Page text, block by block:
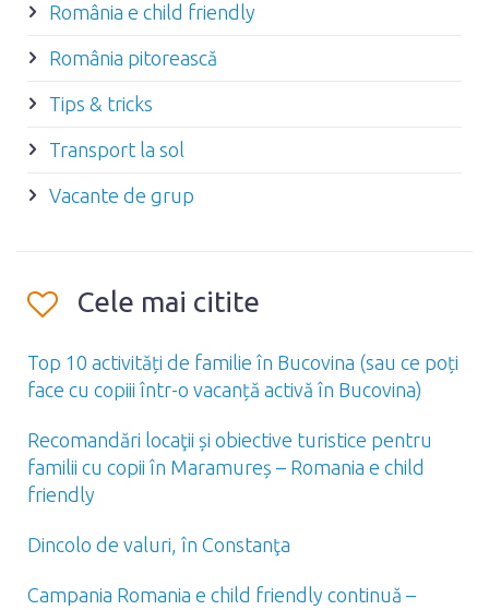
România e child friendly
România pitorească
Tips & tricks
Transport la sol
Vacante de grup
Cele mai citite
Top 10 activități de familie în Bucovina (sau ce poți
face cu copiii într-o vacanță activă în Bucovina)
Recomandări locaţii și obiective turistice pentru
familii cu copii în Maramureș – Romania e child
friendly
Dincolo de valuri, în Constanţa
Campania Romania e child friendly continuă –